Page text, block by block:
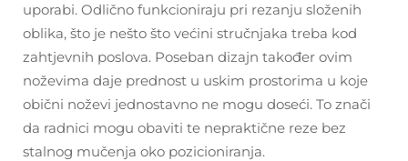
uporabi. Odlično funkcioniraju pri rezanju složenih
oblika, što je nešto što većini stručnjaka treba kod
zahtjevnih poslova. Poseban dizajn također ovim
noževima daje prednost u uskim prostorima u koje
obični noževi jednostavno ne mogu doseći. To znači
da radnici mogu obaviti te nepraktične reze bez
stalnog mučenja oko pozicioniranja.